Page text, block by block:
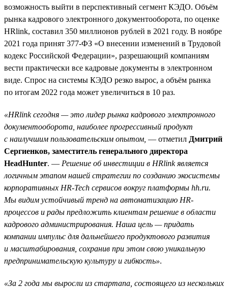
возможность выйти в перспективный сегмент КЭДО. Объём
рынка кадрового электронного документооборота, по оценке
HRlink, составил 350 миллионов рублей в 2021 году. В ноябре
2021 года принят 377-ФЗ «О внесении изменений в Трудовой
кодекс Российской Федерации», разрешающий компаниям
вести практически все кадровые документы в электронном
виде. Спрос на системы КЭДО резко вырос, а объём рынка
по итогам 2022 года может увеличиться в 10 раз.
«HRlink сегодня — это лидер рынка кадрового электронного
документооборота, наиболее прогрессивный продукт
с наилучшим пользовательским опытом, — отметил Дмитрий
Сергиенков, заместитель генерального директора
HeadHunter. — Решение об инвестиции в HRlink является
логичным этапом нашей стратегии по созданию экосистемы
корпоративных HR-Tech сервисов вокруг платформы hh.ru.
Мы видим устойчивый тренд на автоматизацию HR-
процессов и рады предложить клиентам решение в области
кадрового администрирования. Наша цель — придать
компании импульс для дальнейшего продуктового развития
и масштабирования, сохранив при этом свою уникальную
предпринимательскую культуру и гибкость».
«За 2 года мы выросли из стартапа, состоящего из нескольких